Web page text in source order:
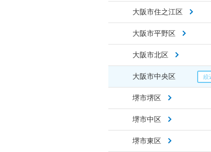
大阪市住之江区
大阪市平野区
大阪市北区
大阪市中央区
堺市堺区
堺市中区
堺市東区